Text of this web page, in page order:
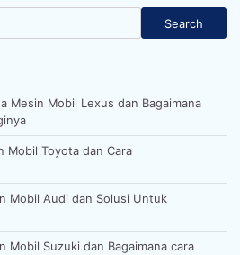
Search
Mesin Mobil Lexus dan Bagaimana
Mobil Toyota dan Cara
Mobil Audi dan Solusi Untuk
Mobil Suzuki dan Bagaimana cara